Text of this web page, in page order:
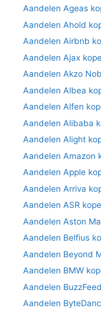
Aandelen Ageas
Aandelen Ahold
Aandelen Airbnb
Aandelen Ajax
Aandelen Akzo
Aandelen Albea
Aandelen Alfen
Aandelen Alibaba
Aandelen Alight
Aandelen Amazon
Aandelen Apple
Aandelen Arriva
Aandelen ASR
Aandelen Aston
Aandelen Belfius
Aandelen Beyond
Aandelen BMW
Aandelen
Aandelen